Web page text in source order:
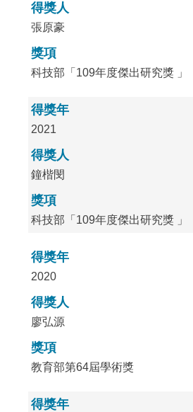
得獎人
張原豪
獎項
科技部「109年度傑出研究獎 」
得獎年
2021
得獎人
鐘楷閔
獎項
科技部「109年度傑出研究獎 」
得獎年
2020
得獎人
廖弘源
獎項
教育部第64屆學術獎
得獎年